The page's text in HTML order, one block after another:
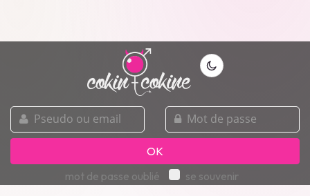
pseudo
ou
email
mot
de
passe
OK
mot de passe oublié
se souvenir